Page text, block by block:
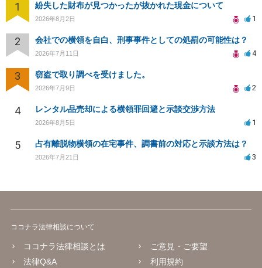
1 紛失した財布が見つかったが抜かれた現金について
2026年8月2日 1
2 会社での横領を自白、刑事事件としての処罰の可能性は？
2026年7月11日 4
3 窃盗で取り調べを受けました。
2026年7月9日 2
4 レンタル品売却による横領罪回避と示談交渉方法
2026年8月5日 1
5 占有離脱物横領の在宅事件、調書前の対応と示談方法は？
2026年7月21日 3
ココナラ法律相談について
ココナラ法律相談とは
法律Q&A
ご意見・ご要望
利用規約